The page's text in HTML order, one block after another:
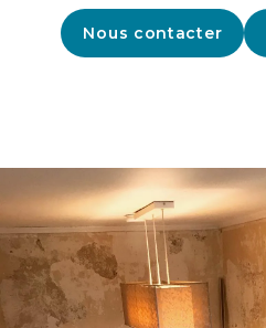
Nous contacter